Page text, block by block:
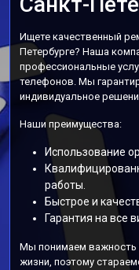
Ищете качественный
Петербурге? Наша
профессиональные
телефонов. Мы
индивидуальное
Наши преимущества:
Использование
работы.
Быстрое и
Гарантия на все
Мы понимаем важность
жизни, поэтому